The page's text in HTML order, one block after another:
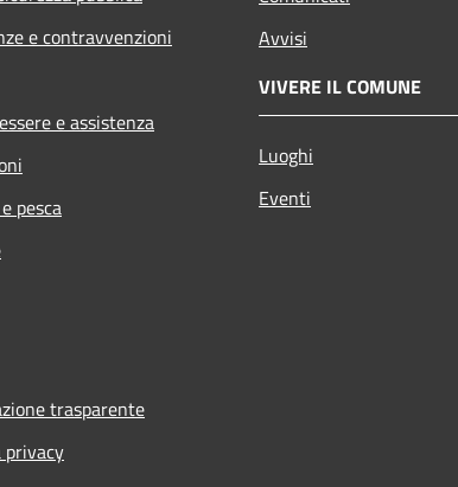
e contravvenzioni
e assistenza
pesca
Avvisi
VIVERE IL COMUNE
Luoghi
Eventi
trasparente